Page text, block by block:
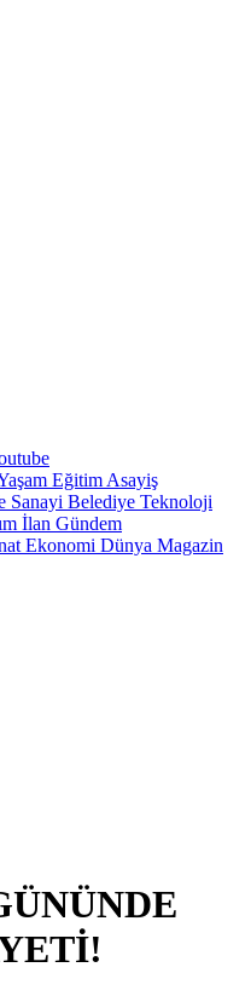
Eğitim Asayiş
Sanayi Belediye Teknoloji
İlan Gündem
Ekonomi Dünya Magazin